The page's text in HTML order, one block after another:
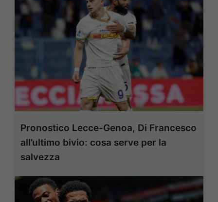
Pronostico Lecce-Genoa, Di Francesco
all’ultimo bivio: cosa serve per la
salvezza